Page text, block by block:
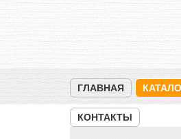
ГЛАВНАЯ
КОНТАКТЫ